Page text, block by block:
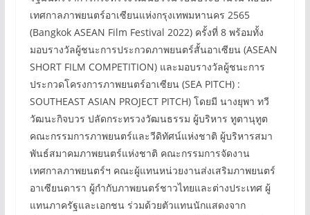
เทศกาลภาพยนตร์อาเซียนแห่งกรุงเทพมหานคร 2565
(Bangkok ASEAN Film Festival 2022) ครั้งที่ 8 พร้อมทั้ง
มอบรางวัลผู้ชนะการประกวดภาพยนตร์สั้นอาเซียน (ASEAN
SHORT FILM COMPETITION) และมอบรางวัลผู้ชนะการ
ประกวดโครงการภาพยนตร์อาเซียน (SEA PITCH) :
SOUTHEAST ASIAN PROJECT PITCH) โดยมี นางยุพา ทวี
วัฒนะกิจบวร ปลัดกระทรวงวัฒนธรรม ผู้บริหาร ทูตานุทูต
คณะกรรมการภาพยนตร์และวีดิทัศน์แห่งชาติ ผู้บริหารสมา
พันธ์สมาคมภาพยนตร์แห่งชาติ คณะกรรมการจัดงาน
เทศกาลภาพยนตร์ฯ คณะผู้แทนหน่วยงานส่งเสริมภาพยนตร์
อาเซียนดารา ผู้กำกับภาพยนตร์ชาวไทยและต่างประเทศ ผู้
แทนภาครัฐและเอกชน ร่วมด้วยตัวแทนนักแสดงจาก